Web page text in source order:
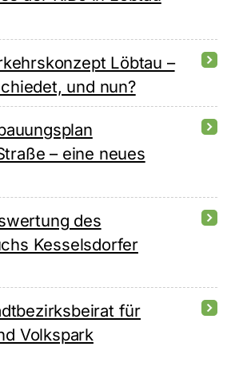
Löbtau –
und nun?
– eine neues
des
Kesselsdorfer
für
Volkspark